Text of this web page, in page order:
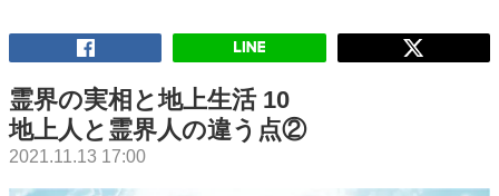
霊界の実相と地上生活 10
地上人と霊界人の違う点②
2021.11.13 17:00